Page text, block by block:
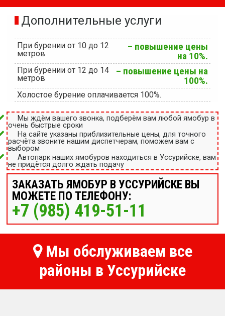
Дополнительные услуги
При бурении от 10 до 12
метров
– повышение цены
на 10%.
При бурении от 12 до 14
метров
– повышение цены на
100%.
Холостое бурение оплачивается 100%.
Мы ждём вашего звонка, подберём вам любой ямобур в
очень быстрые сроки
На сайте указаны приблизительные цены, для точного
расчёта звоните нашим диспетчерам, поможем вам с
выбором
Автопарк наших ямобуров находиться в Уссурийске, вам
не придётся долго ждать подачу
ЗАКАЗАТЬ ЯМОБУР В УССУРИЙСКЕ ВЫ
МОЖЕТЕ ПО ТЕЛЕФОНУ:
+7 (985) 419-51-11
Мы обслуживаем все
районы в Уссурийске